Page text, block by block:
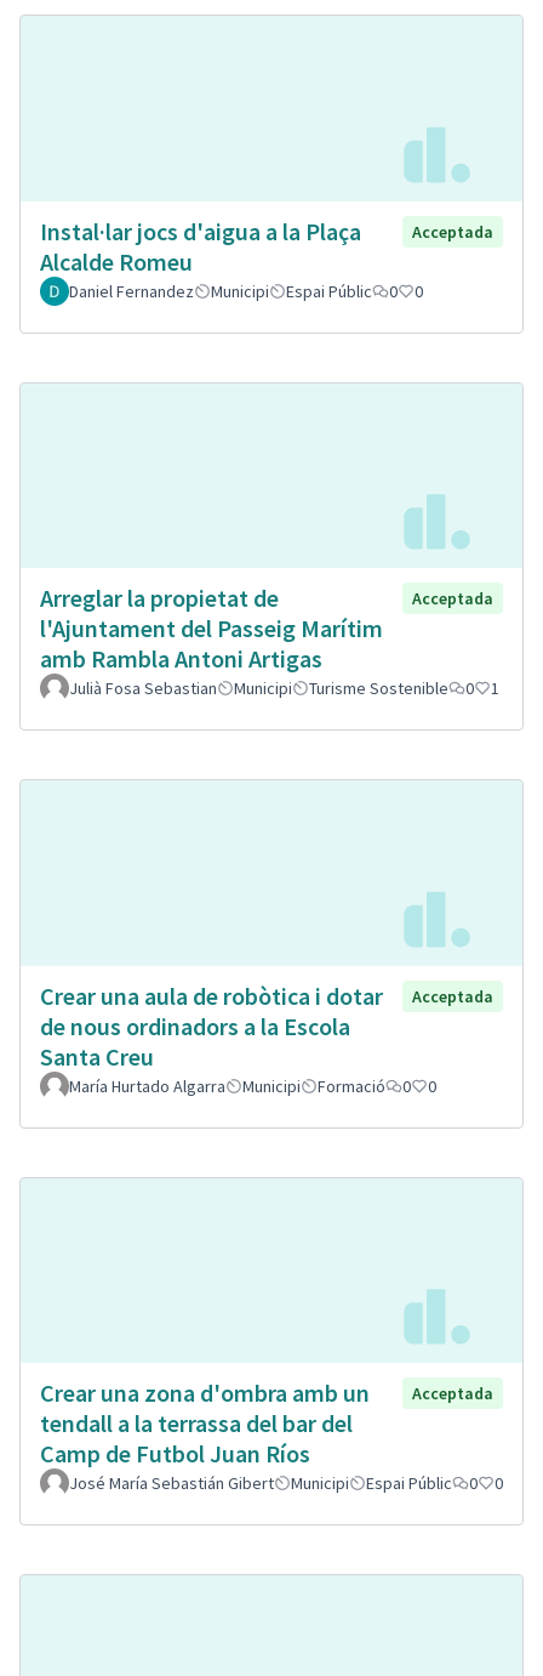
Instal·lar jocs d'aigua a la Plaça
Alcalde Romeu
Acceptada
Daniel Fernandez Municipi Espai Públic 0 0
Arreglar la propietat de
l'Ajuntament del Passeig Marítim
amb Rambla Antoni Artigas
Acceptada
Julià Fosa Sebastian Municipi Turisme Sostenible 0 1
Crear una aula de robòtica i dotar
de nous ordinadors a la Escola
Santa Creu
Acceptada
María Hurtado Algarra Municipi Formació 0 0
Crear una zona d'ombra amb un
tendall a la terrassa del bar del
Camp de Futbol Juan Ríos
Acceptada
José María Sebastián Gibert Municipi Espai Públic 0 0